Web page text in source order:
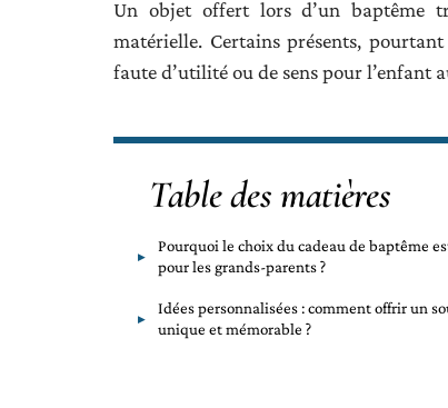
Un objet offert lors d’un baptême
matérielle. Certains présents,
faute d’utilité ou de sens pour l’enfant
Table des matières
Pourquoi le choix du cadeau de baptême
pour les grands-parents ?
Idées personnalisées : comment offrir un
unique et mémorable ?